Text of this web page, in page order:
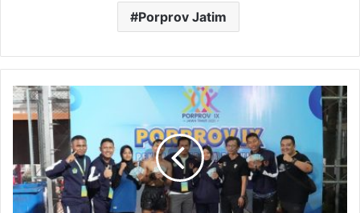
Porprov Jatim